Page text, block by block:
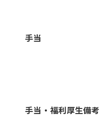
手当
手当・福利厚生備考